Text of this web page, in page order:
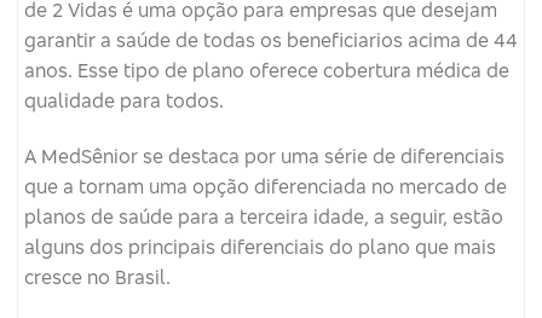
de 2 Vidas é uma opção para empresas que desejam
garantir a saúde de todas os beneficiarios acima de 44
anos. Esse tipo de plano oferece cobertura médica de
qualidade para todos.
A MedSênior se destaca por uma série de diferenciais
que a tornam uma opção diferenciada no mercado de
planos de saúde para a terceira idade, a seguir, estão
alguns dos principais diferenciais do plano que mais
cresce no Brasil.